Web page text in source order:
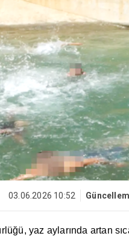
03.06.2026 10:52
ğü, yaz aylarında artan sı